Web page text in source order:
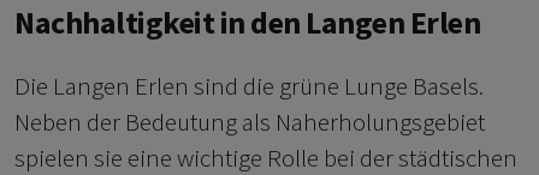
Nachhaltigkeit in den Langen Erlen
Die Langen Erlen sind die grüne Lunge Basels.
Neben der Bedeutung als Naherholungsgebiet
spielen sie eine wichtige Rolle bei der städtischen